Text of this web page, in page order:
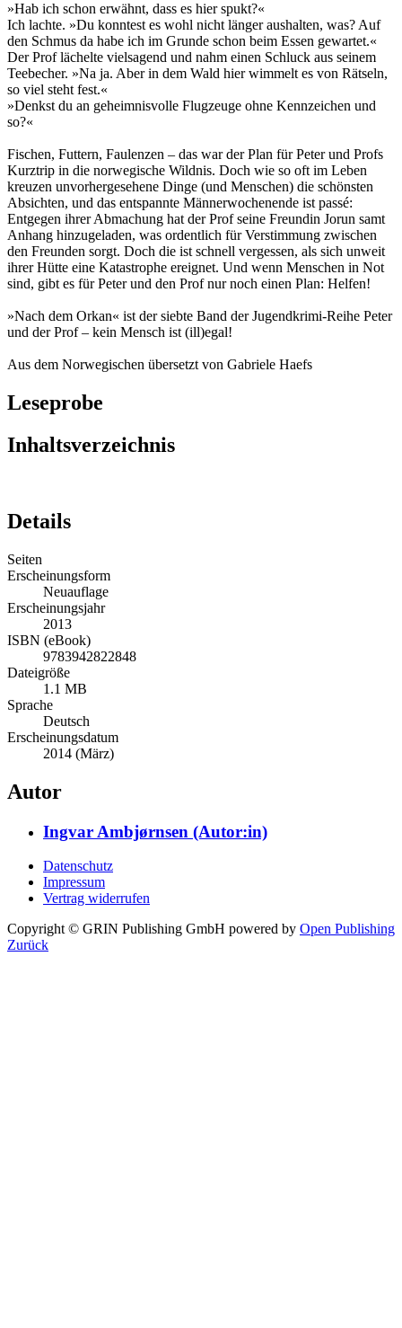
»Hab ich schon erwähnt, dass es hier spukt?«
Ich lachte. »Du konntest es wohl nicht länger aushalten, was? Auf
den Schmus da habe ich im Grunde schon beim Essen gewartet.«
Der Prof lächelte vielsagend und nahm einen Schluck aus seinem
Teebecher. »Na ja. Aber in dem Wald hier wimmelt es von Rätseln,
so viel steht fest.«
»Denkst du an geheimnisvolle Flugzeuge ohne Kennzeichen und
so?«
Fischen, Futtern, Faulenzen – das war der Plan für Peter und Profs
Kurztrip in die norwegische Wildnis. Doch wie so oft im Leben
kreuzen unvorhergesehene Dinge (und Menschen) die schönsten
Absichten, und das entspannte Männerwochenende ist passé:
Entgegen ihrer Abmachung hat der Prof seine Freundin Jorun samt
Anhang hinzugeladen, was ordentlich für Verstimmung zwischen
den Freunden sorgt. Doch die ist schnell vergessen, als sich unweit
ihrer Hütte eine Katastrophe ereignet. Und wenn Menschen in Not
sind, gibt es für Peter und den Prof nur noch einen Plan: Helfen!
»Nach dem Orkan« ist der siebte Band der Jugendkrimi-Reihe Peter
und der Prof – kein Mensch ist (ill)egal!
Aus dem Norwegischen übersetzt von Gabriele Haefs
Leseprobe
Inhaltsverzeichnis
Details
Seiten
Erscheinungsform
Neuauflage
Erscheinungsjahr
2013
ISBN (eBook)
9783942822848
Dateigröße
1.1 MB
Sprache
Deutsch
Erscheinungsdatum
2014 (März)
Autor
Ingvar Ambjørnsen (Autor:in)
Datenschutz
Impressum
Vertrag widerrufen
Copyright © GRIN Publishing GmbH powered by Open Publishing
Zurück